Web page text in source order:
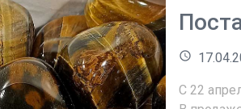
access_time
С 22